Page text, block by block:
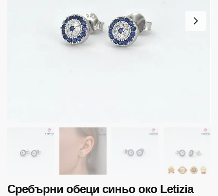
Сребърни обеци синьо око Letizia